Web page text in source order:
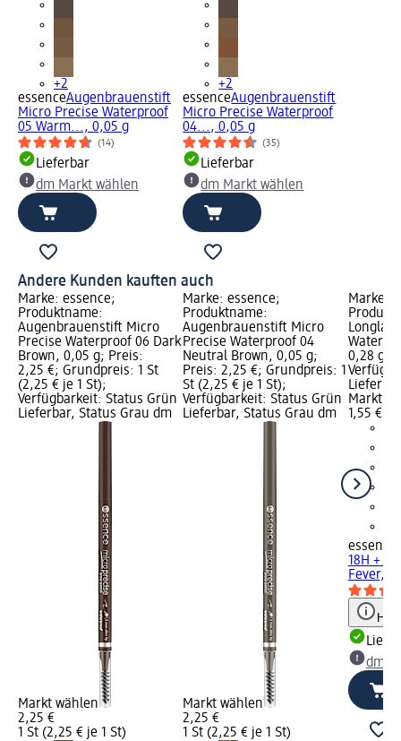
+2
essenceAugenbrauenstift
Micro Precise Waterproof
05 Warm..., 0,05 g
(14)
Lieferbar
dm Markt wählen
+2
essenceAugenbrauenstift
Micro Precise Waterproof
04..., 0,05 g
(35)
Lieferbar
dm Markt wählen
Andere Kunden kauften auch
Marke: essence;
Produktname:
Augenbrauenstift Micro
Precise Waterproof 06 Dark
Brown, 0,05 g; Preis:
2,25 €; Grundpreis: 1 St
(2,25 € je 1 St);
Verfügbarkeit: Status Grün
Lieferbar, Status Grau dm
Markt wählen
2,25 €
1 St (2,25 € je 1 St)
Marke: essence;
Produktname:
Augenbrauenstift Micro
Precise Waterproof 04
Neutral Brown, 0,05 g;
Preis: 2,25 €; Grundpreis: 1
St (2,25 € je 1 St);
Verfügbarkeit: Status Grün
Lieferbar, Status Grau dm
Markt wählen
2,25 €
1 St (2,25 € je 1 St)
Marke:
0,28 g;
Markt
1,55 €
essence
18H +
Fever,
dm